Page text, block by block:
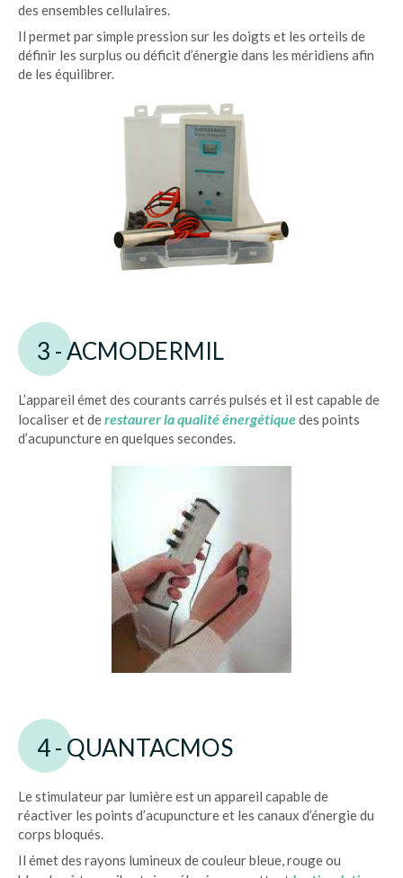
des ensembles cellulaires.
Il permet par simple pression sur les doigts et les orteils de
définir les surplus ou déficit d’énergie dans les méridiens afin
de les équilibrer.
3 - ACMODERMIL
L’appareil émet des courants carrés pulsés et il est capable de
localiser et derestaurer la qualité énergétiquedes points
d’acupuncture en quelques secondes.
4 - QUANTACMOS
Le stimulateur par lumière est un appareil capable de
réactiver les points d’acupuncture et les canaux d’énergie du
corps bloqués.
Il émet des rayons lumineux de couleur bleue, rouge ou